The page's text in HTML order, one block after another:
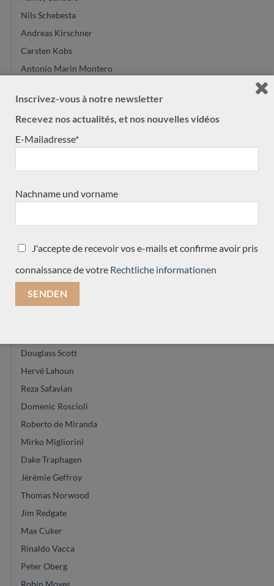
Nils Schebesta
Andreas Kirschner
Carsten Kobs
Antonio Marin Montero
Ian Kneipp
Jan Schneider
Dimitris Piperidis
Cleyton Fernandes
Youri Soroka
Christian Koehn
Hideo Sato
Antoine Pappalardo
Douglass Scott
Hervé Lahoun
Reza Safavian
Domenic Roscioli
Roberto de Miranda
Mirko Migliorini
Dake Traphagen
Jérémie Geffroy
Thomas Norwood
Jim Redgate
Max Cuker
Rinaldo Vacca
Peter Oberg
Robin Moyes
Inscrivez-vous à notre newsletter
Recevez nos actualités, et nos nouvelles vidéos
E-Mailadresse*
Nachname und vorname
J'accepte de recevoir vos e-mails et confirme avoir pris
connaissance de votre Rechtliche informationen